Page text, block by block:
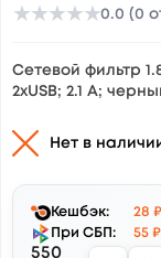
★★★★★0.0 (0
Сетевой фильтр
2xUSB; 2.1 А;
Нет в
Кешбэк:
28 ₽
При СБП:
55 ₽
550